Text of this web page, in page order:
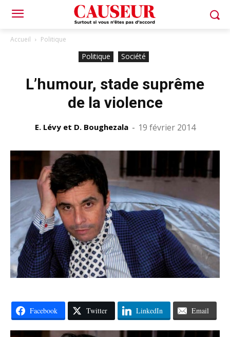
Accueil Politique
Politique Société
L’humour, stade suprême
de la violence
E. Lévy et D. Boughezala - 19 février 2014
Facebook Twitter LinkedIn Email